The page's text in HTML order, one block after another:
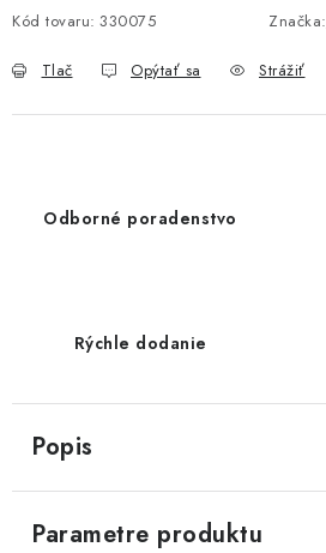
Kód tovaru: 330075 Značka:
Tlač Opýtať sa Strážiť
Odborné poradenstvo
Rýchle dodanie
Popis
Parametre produktu